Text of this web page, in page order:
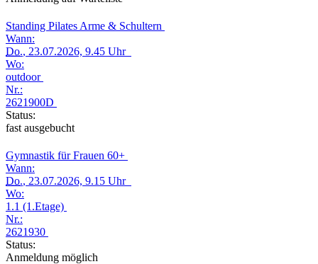
Standing Pilates Arme & Schultern
Wann:
Do., 23.07.2026, 9.45 Uhr
Wo:
outdoor
Nr.:
2621900D
Status:
fast ausgebucht
Gymnastik für Frauen 60+
Wann:
Do., 23.07.2026, 9.15 Uhr
Wo:
1.1 (1.Etage)
Nr.:
2621930
Status:
Anmeldung möglich